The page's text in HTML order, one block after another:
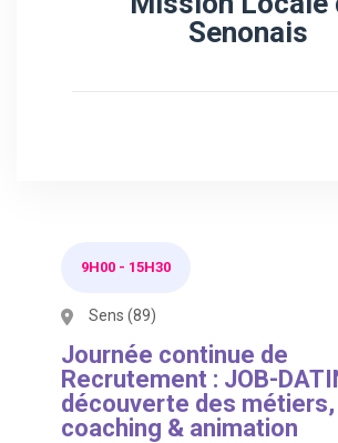
Senonais
9H00 - 15H30
Sens (89)
Journée continue de
Recrutement : JOB-
découverte des métiers,
coaching & animation